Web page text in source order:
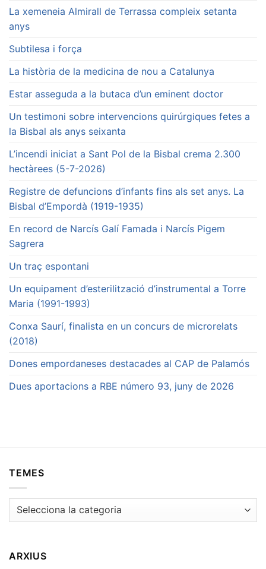
La xemeneia Almirall de Terrassa compleix setanta
anys
Subtilesa i força
La història de la medicina de nou a Catalunya
Estar asseguda a la butaca d’un eminent doctor
Un testimoni sobre intervencions quirúrgiques fetes a
la Bisbal als anys seixanta
L’incendi iniciat a Sant Pol de la Bisbal crema 2.300
hectàrees (5-7-2026)
Registre de defuncions d’infants fins als set anys. La
Bisbal d’Empordà (1919-1935)
En record de Narcís Galí Famada i Narcís Pigem
Sagrera
Un traç espontani
Un equipament d’esterilització d’instrumental a Torre
Maria (1991-1993)
Conxa Saurí, finalista en un concurs de microrelats
(2018)
Dones empordaneses destacades al CAP de Palamós
Dues aportacions a RBE número 93, juny de 2026
TEMES
Temes
ARXIUS